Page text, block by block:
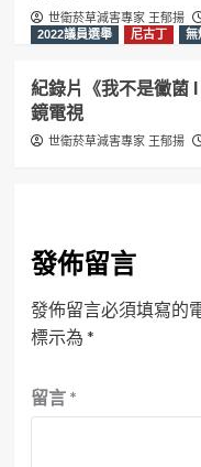
世衛菸草減害專家 王郁揚
2022議員選舉
尼古丁 無
紀錄片《我不是黴菌
鏡電視
世衛菸草減害專家 王郁揚
發佈留言
發佈留言必須填寫的
標示為 *
留言 *